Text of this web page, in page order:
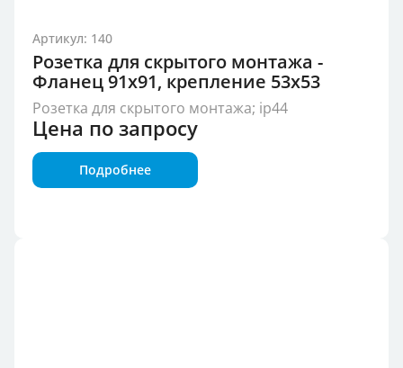
Артикул: 140
Розетка для скрытого монтажа -
Фланец 91x91, крепление 53x53
Розетка для скрытого монтажа; ip44
Цена по запросу
Подробнее